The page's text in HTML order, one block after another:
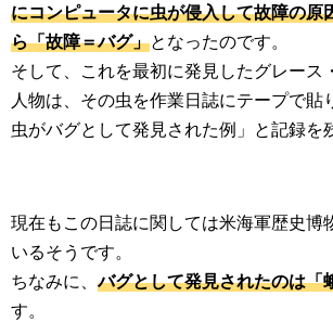
にコンピュータに虫が侵入して故障の原
ら「故障＝バグ」となったのです。
そして、これを最初に発見したグレース
人物は、その虫を作業日誌にテープで貼
虫がバグとして発見された例」と記録を
現在もこの日誌に関しては米海軍歴史博
いるそうです。
ちなみに、バグとして発見されたのは「
す。